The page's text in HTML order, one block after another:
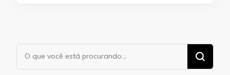
Procurando